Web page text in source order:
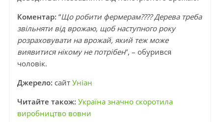
Коментар: “Що робити фермерам???? Дерева треба
звільняти від врожаю, щоб наступного року
розраховувати на врожай, який теж може
виявитися нікому не потрібен“, – обурився
чоловік.
Джерело: сайт Уніан
Читайте також: Україна значно скоротила
виробництво вовни